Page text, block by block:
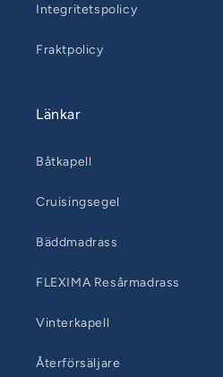
Integritetspolicy
Fraktpolicy
Länkar
Båtkapell
Cruisingsegel
Bäddmadrass
FLEXIMA Resårmadrass
Vinterkapell
Återförsäljare